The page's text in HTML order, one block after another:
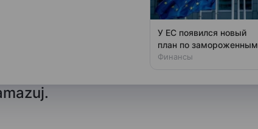
города Хеглиг в Судане
У ЕС появился новый
план по замороженным
активам России
Финансы